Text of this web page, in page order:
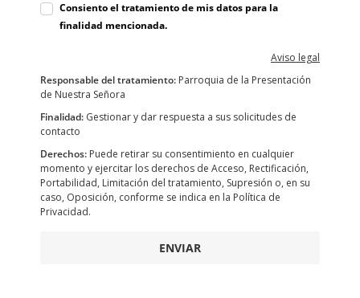
Consiento el tratamiento de mis datos para la
finalidad mencionada.
Aviso legal
Responsable del tratamiento: Parroquia de la Presentación
de Nuestra Señora
Finalidad: Gestionar y dar respuesta a sus solicitudes de
contacto
Derechos: Puede retirar su consentimiento en cualquier
momento y ejercitar los derechos de Acceso, Rectificación,
Portabilidad, Limitación del tratamiento, Supresión o, en su
caso, Oposición, conforme se indica en la Política de
Privacidad.
ENVIAR